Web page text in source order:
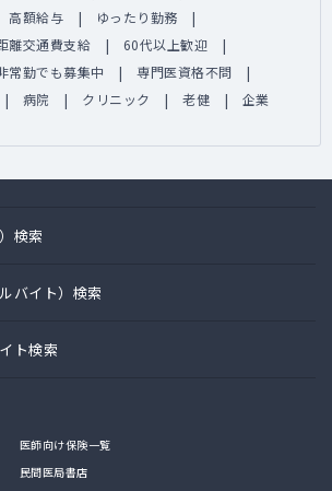
高額給与
ゆったり勤務
離交通費支給
60代以上歓迎
常勤でも募集中
専門医資格不問
病院 クリニック 老健 企業
検索
バイト）検索
ト検索
医師向け保険一覧
民間医局書店